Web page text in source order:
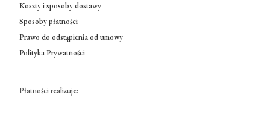
Koszty i sposoby dostawy
Sposoby płatności
Prawo do odstąpienia od umowy
Polityka Prywatności
Płatności realizuje: